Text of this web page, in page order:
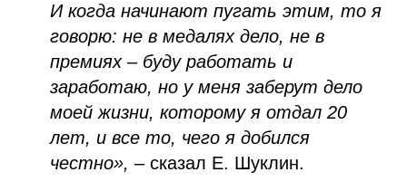
И когда начинают пугать этим, то я
говорю: не в медалях дело, не в
премиях – буду работать и
заработаю, но у меня заберут дело
моей жизни, которому я отдал 20
лет, и все то, чего я добился
честно», – сказал Е. Шуклин.